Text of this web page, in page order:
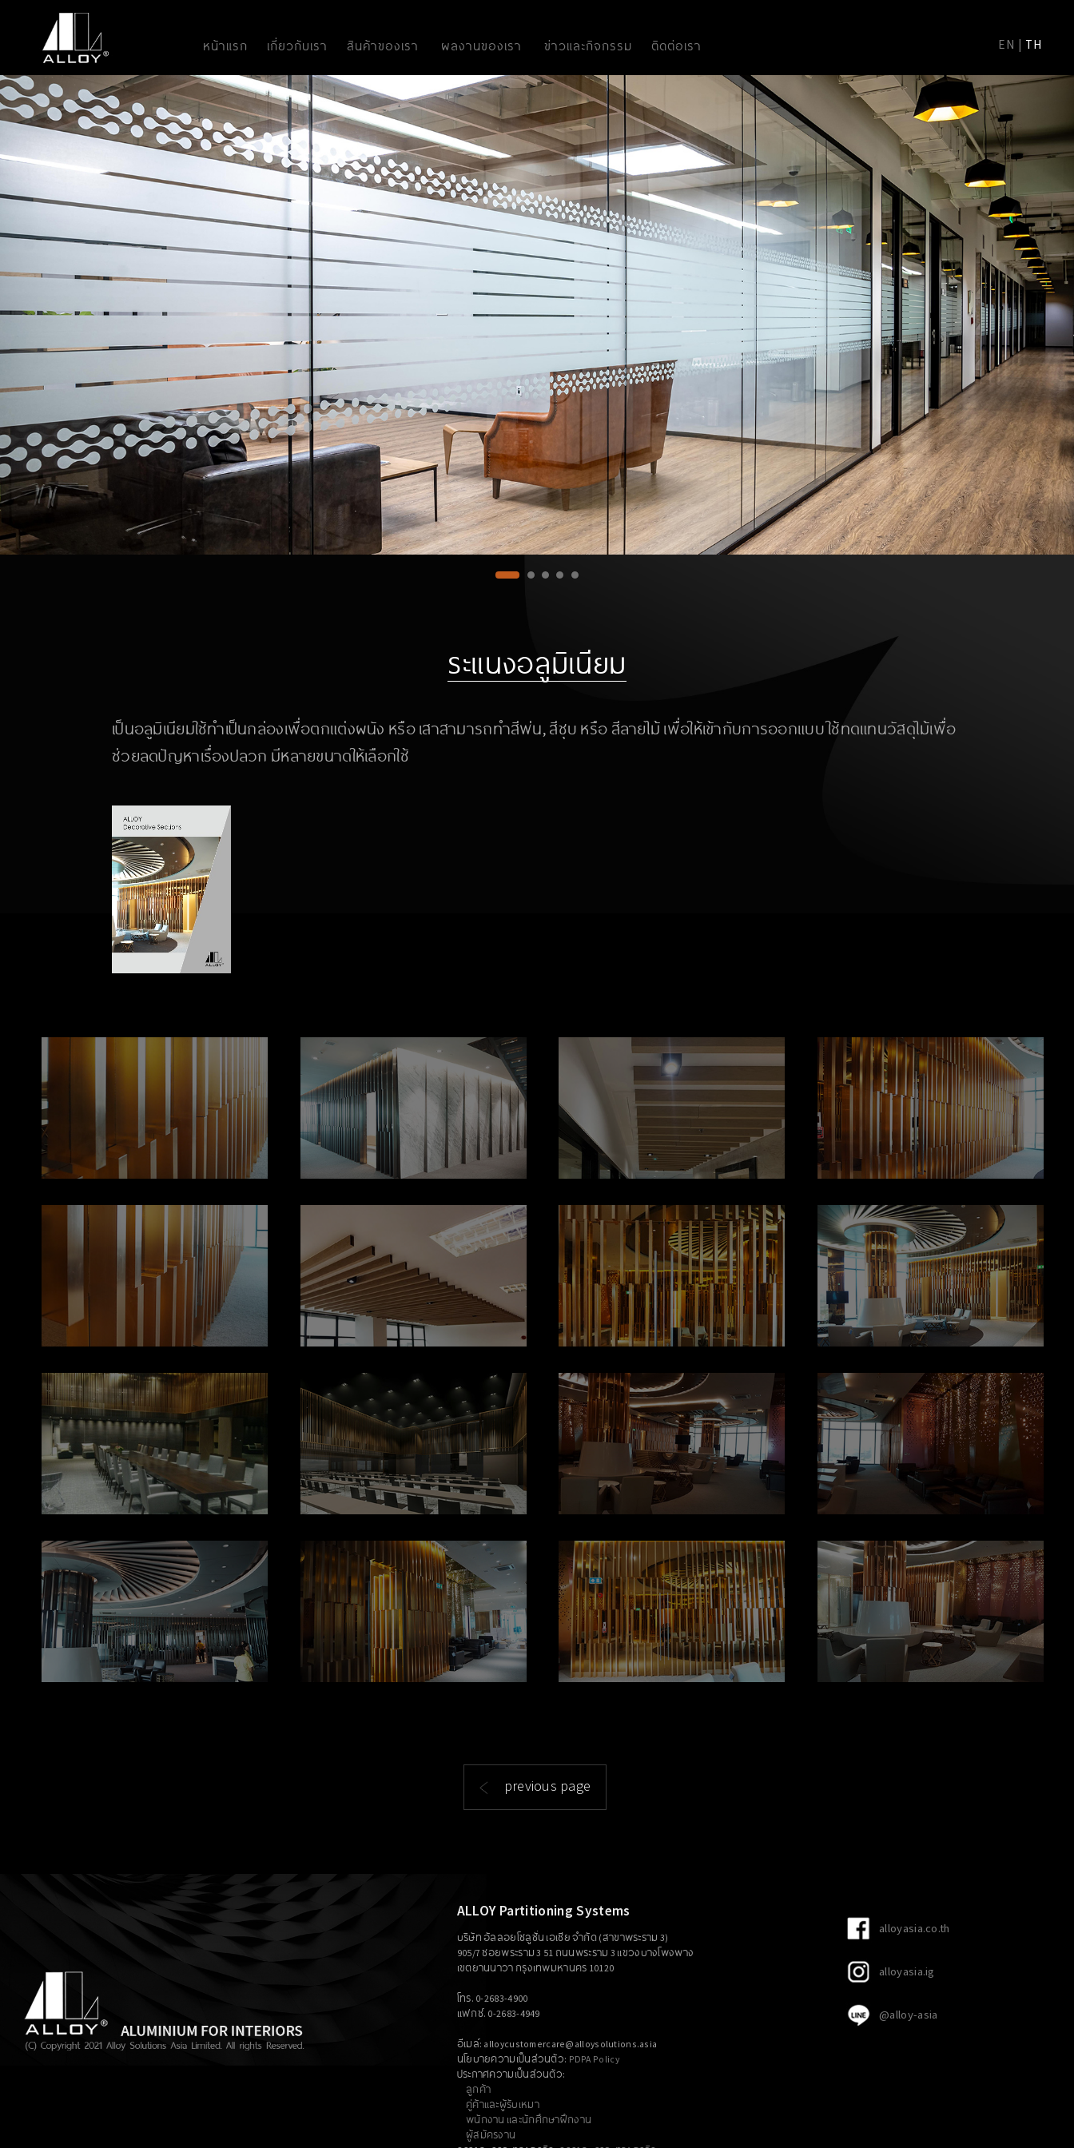
หน้าแรก เกี่ยวกับเรา สินค้าของเรา ผลงานของเรา ข่าวและกิจกรรม ติดต่อเรา EN | TH
ระแนงอลูมิเนียม
เป็นอลูมิเนียมใช้ทำเป็นกล่องเพื่อตกแต่งผนัง หรือ เสาสามารถทำสีพ่น, สีชุบ หรือ สีลายไม้ เพื่อให้เข้ากับการออกแบบ ใช้ทดแทนวัสดุไม้เพื่อ
ช่วยลดปัญหาเรื่องปลวก มีหลายขนาดให้เลือกใช้
previous page
alloyasia.co.th
alloyasia.ig
@alloy-asia
ALLOY Partitioning Systems
บริษัท อัลลอยโซลูชั่น เอเซีย จำกัด (สาขาพระราม 3)
905/7 ซอยพระราม 3 51 ถนนพระราม 3 แขวงบางโพงพาง
เขตยานนาวา กรุงเทพมหานคร 10120
โทร. 0-2683-4900
แฟกซ์. 0-2683-4949
อีเมล์: alloycustomercare@alloysolutions.asia
นโยบายความเป็นส่วนตัว: PDPA Policy
ประกาศความเป็นส่วนตัว:
ลูกค้า
คู่ค้าและผู้รับเหมา
พนักงาน และนักศึกษาฝึกงาน
ผู้สมัครงาน